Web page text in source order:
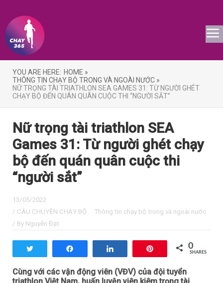
YOU ARE HERE: HOME »
THÔNG TIN CHẠY BỘ TRONG VÀ NGOÀI NƯỚC »
NỮ TRỌNG TÀI TRIATHLON SEA GAMES 31: TỪ NGƯỜI GHÉT
CHẠY BỘ ĐẾN QUÁN QUÂN CUỘC THI “NGƯỜI SẮT”
Nữ trọng tài triathlon SEA
Games 31: Từ người ghét chạy
bộ đến quán quân cuộc thi
“người sắt”
13/05/2022
/ CÂU CHUYỆN CHẠY BỘ
Thông tin chạy bộ trong và ngoài nước
/ By Nguyễn Đạt
0
SHARES
Cùng với các vận động viên (VĐV) của đội tuyển